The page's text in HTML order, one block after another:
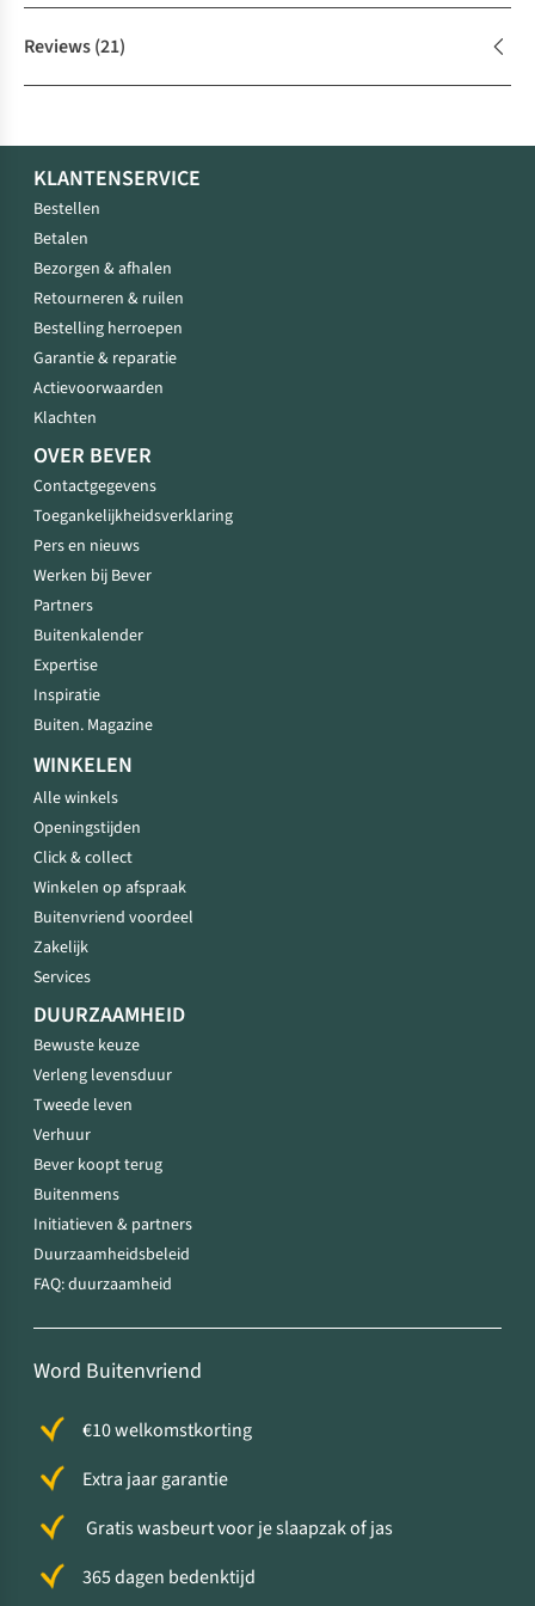
Reviews(21)
KLANTENSERVICE
Bestellen
Betalen
Bezorgen & afhalen
Retourneren & ruilen
Bestelling herroepen
Garantie & reparatie
Actievoorwaarden
Klachten
OVER BEVER
Contactgegevens
Toegankelijkheidsverklaring
Pers en nieuws
Werken bij Bever
Partners
Buitenkalender
Expertise
Inspiratie
Buiten. Magazine
WINKELEN
Alle winkels
Openingstijden
Click & collect
Winkelen op afspraak
Buitenvriend voordeel
Zakelijk
Services
DUURZAAMHEID
Bewuste keuze
Verleng levensduur
Tweede leven
Verhuur
Bever koopt terug
Buitenmens
Initiatieven & partners
Duurzaamheidsbeleid
FAQ: duurzaamheid
Word Buitenvriend
€10 welkomstkorting
Extra jaar garantie
Gratis wasbeurt voor je slaapzak of jas
365 dagen bedenktijd